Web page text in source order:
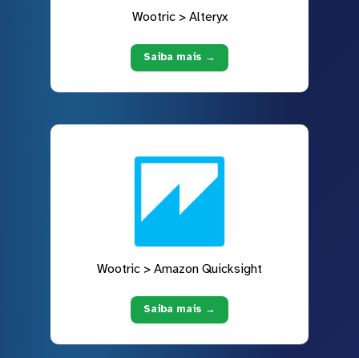
Wootric > Alteryx
Saiba mais →
Wootric > Amazon Quicksight
Saiba mais →